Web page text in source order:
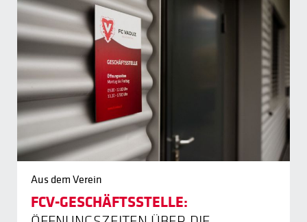
Aus dem Verein
FCV-GESCHÄFTSSTELLE: